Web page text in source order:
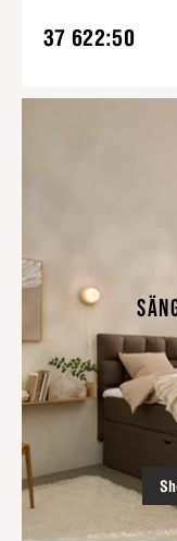
37 622:50